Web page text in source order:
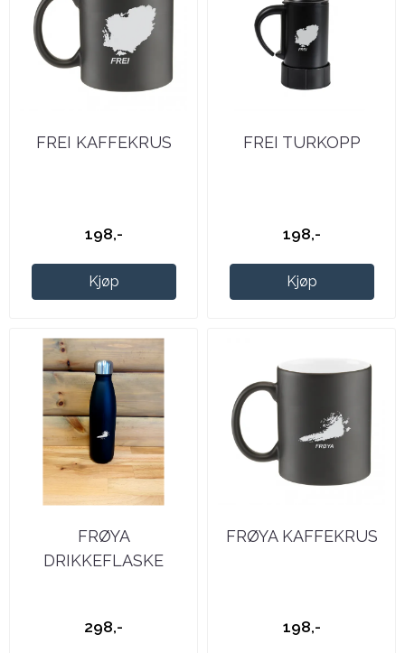
FREI KAFFEKRUS
198,-
Kjøp
FREI TURKOPP
198,-
Kjøp
FRØYA
DRIKKEFLASKE
298,-
FRØYA KAFFEKRUS
198,-